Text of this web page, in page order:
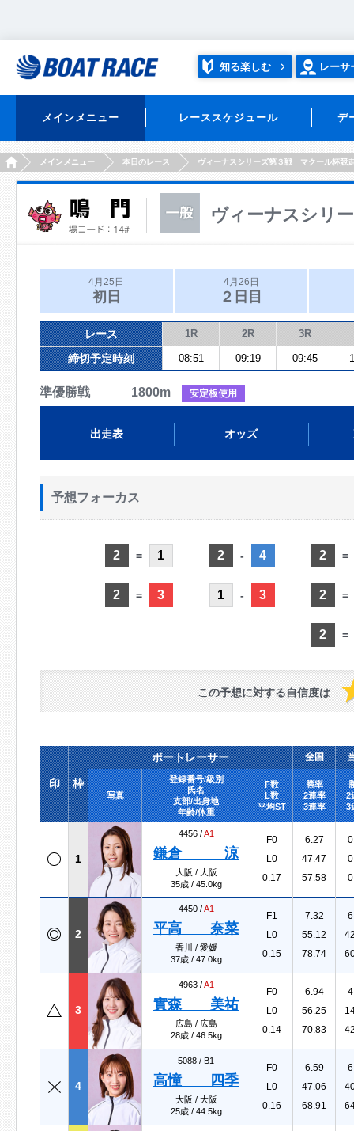
知る楽しむ レーサ
メインメニュー レーススケジュール デ
HOMEメインメニュー 本日のレース ヴィーナスシリーズ第３戦 マクール杯競
ヴィーナスシリ
4月25日
初日
4月26日
２日目
レース 1R 2R 3R
締切予定時刻 08:51 09:19 09:45
準優勝戦 1800m 安定板使用
出走表 オッズ
予想フォーカス
2 = 1
2 = 3
2 - 4
1 - 3
2 =
2 =
2 =
この予想に対する自信度は
印 枠
ボートレーサー 全国
写真
登録番号/級別
氏名
支部/出身地
年齢/体重
F数
L数
平均ST
勝率
2連率
3連率
2
3
1
4456 /A1
鎌倉 涼
大阪 / 大阪
35歳 / 45.0kg
F0
L0
0.17
6.27
47.47
57.58
2
4450 /A1
平高 奈菜
香川 / 愛媛
37歳 / 47.0kg
F1
L0
0.15
7.32
55.12
78.74
3
4963 /A1
實森 美祐
広島 / 広島
28歳 / 46.5kg
F0
L0
0.14
6.94
56.25
70.83
4
5088 / B1
高憧 四季
大阪 / 大阪
25歳 / 44.5kg
F0
L0
0.16
6.59
47.06
68.91